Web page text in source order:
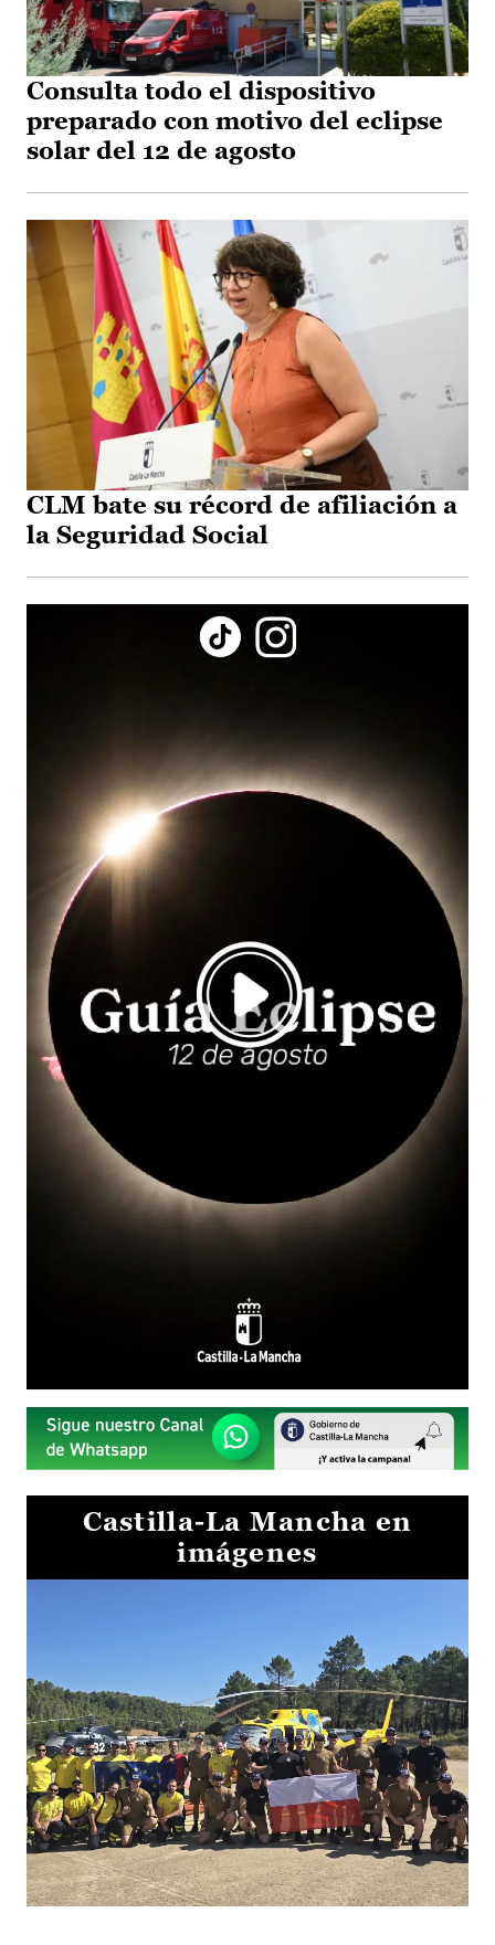
Consulta todo el dispositivo
preparado con motivo del eclipse
solar del 12 de agosto
CLM bate su récord de afiliación a
la Seguridad Social
Castilla-La Mancha en
imágenes